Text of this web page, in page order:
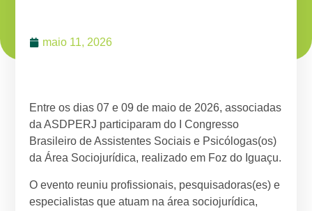
maio 11, 2026
Entre os dias 07 e 09 de maio de 2026, associadas
da ASDPERJ participaram do I Congresso
Brasileiro de Assistentes Sociais e Psicólogas(os)
da Área Sociojurídica, realizado em Foz do Iguaçu.
O evento reuniu profissionais, pesquisadoras(es) e
especialistas que atuam na área sociojurídica,